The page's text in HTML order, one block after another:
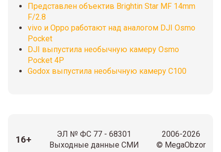
Представлен объектив Brightin Star MF 14mm
F/2.8
vivo и Oppo работают над аналогом DJI Osmo
Pocket
DJI выпустила необычную камеру Osmo
Pocket 4P
Godox выпустила необычную камеру C100
16+
ЭЛ № ФС 77 - 68301
Выходные данные СМИ
2006-2026
© MegaObzor